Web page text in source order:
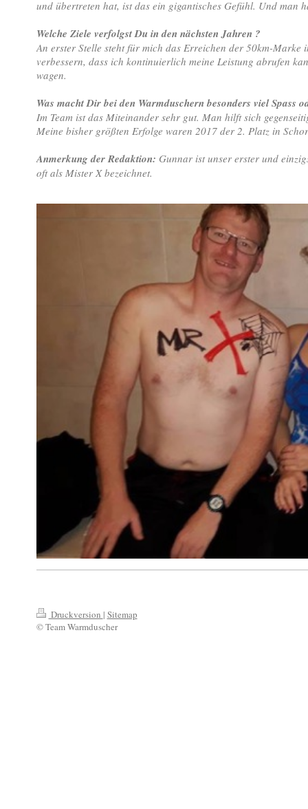
und übertreten hat, ist das ein gigantisches Gefühl. Und man
Welche Ziele verfolgst Du in den nächsten Jahren ?
An erster Stelle steht für mich das Erreichen der 50km-
verbessern, dass ich kontinuierlich meine Leistung abrufen
wagen.
Was macht Dir bei den Warmduschern besonders viel
Im Team ist das Miteinander sehr gut. Man hilft sich
Meine bisher größten Erfolge waren 2017 der 2. Platz in
Anmerkung der Redaktion: Gunnar ist unser erster und
oft als Mister X bezeichnet.
Druckversion | Sitemap
© Team Warmduscher